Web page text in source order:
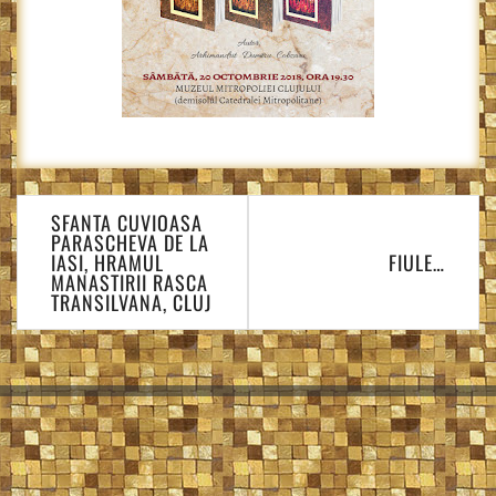
Navigare
în
articole
SFANTA CUVIOASA
PARASCHEVA DE LA
IASI, HRAMUL
MANASTIRII RASCA
TRANSILVANA, CLUJ
FIULE…